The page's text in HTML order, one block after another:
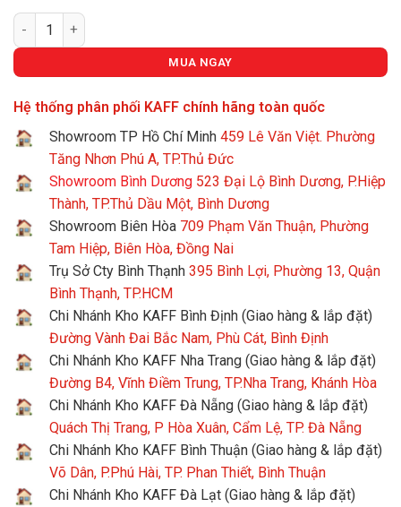
BẾP GAS ÂM KAFF KF-668 số lượng
MUA NGAY
Hệ thống phân phối KAFF chính hãng toàn quốc
Showroom TP Hồ Chí Minh 459 Lê Văn Việt. Phường
Tăng Nhơn Phú A, TP.Thủ Đức
Showroom Bình Dương 523 Đại Lộ Bình Dương, P.Hiệp
Thành, TP.Thủ Dầu Một, Bình Dương
Showroom Biên Hòa 709 Phạm Văn Thuận, Phường
Tam Hiệp, Biên Hòa, Đồng Nai
Trụ Sở Cty Bình Thạnh 395 Bình Lợi, Phường 13, Quận
Bình Thạnh, TP.HCM
Chi Nhánh Kho KAFF Bình Định (Giao hàng & lắp đặt)
Đường Vành Đai Bắc Nam, Phù Cát, Bình Định
Chi Nhánh Kho KAFF Nha Trang (Giao hàng & lắp đặt)
Đường B4, Vĩnh Điềm Trung, TP.Nha Trang, Khánh Hòa
Chi Nhánh Kho KAFF Đà Nẵng (Giao hàng & lắp đặt)
Quách Thị Trang, P Hòa Xuân, Cẩm Lệ, TP. Đà Nẵng
Chi Nhánh Kho KAFF Bình Thuận (Giao hàng & lắp đặt)
Võ Dân, P.Phú Hài, TP. Phan Thiết, Bình Thuận
Chi Nhánh Kho KAFF Đà Lạt (Giao hàng & lắp đặt)